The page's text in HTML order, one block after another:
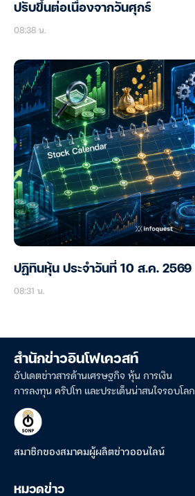
ปรับขึ้นต่อเนื่องจากวันศุกร์
08:38 น.
ปฏิทินหุ้น ประจำวันที่ 10 ส.ค. 2569
08:31 น.
สำนักข่าวอินโฟเควสท์
อัปเดตข่าวสารด้านเศรษฐกิจ หุ้น การเงิน
การลงทุน คริปโท และประเด็นน่าสนใจรอบโลก
สมาชิกของสมาคมผู้ผลิตข่าวออนไลน์
หมวดข่าว